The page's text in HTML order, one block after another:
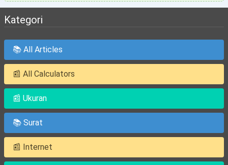
Kategori
📚 All Articles
📰 All Calculators
📰 Ukuran
📚 Surat
📰 Internet